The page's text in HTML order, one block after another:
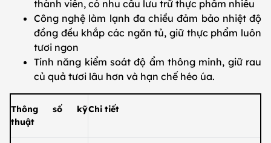
thành viên, có nhu cầu lưu trữ thực phẩm nhiều
Công nghệ làm lạnh đa chiều đảm bảo nhiệt độ
đồng đều khắp các ngăn tủ, giữ thực phẩm luôn
tươi ngon
Tính năng kiểm soát độ ẩm thông minh, giữ rau
củ quả tươi lâu hơn và hạn chế héo úa.
Thông số kỹ
thuật
Chi tiết